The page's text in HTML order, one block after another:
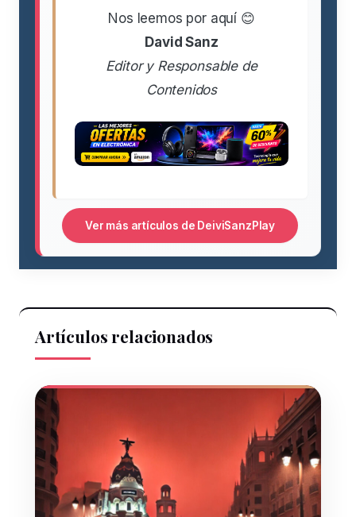
Nos leemos por aquí 😊
David Sanz
Editor y Responsable de
Contenidos
Ver más artículos de DeiviSanzPlay
Artículos relacionados